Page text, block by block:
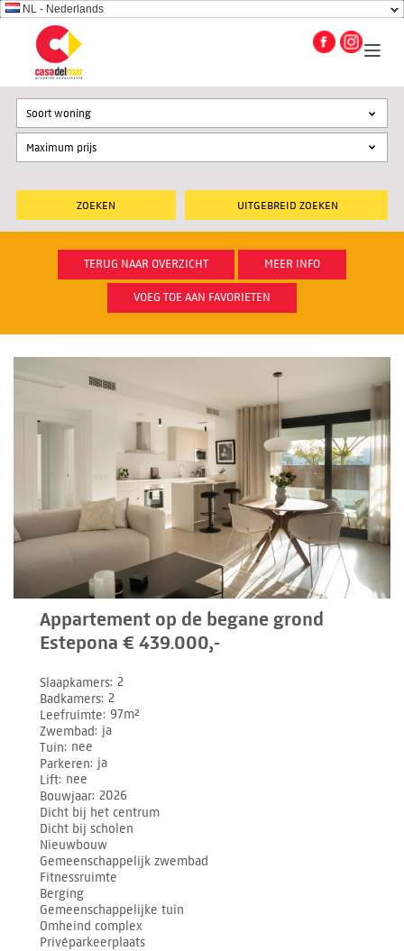
NL - Nederlands
UITGEBREID ZOEKEN
Soort woning
TERUG NAAR OVERZICHT MEER INFO
VOEG TOE AAN FAVORIETEN
Appartement op de begane grond
Estepona € 439.000,-
Slaapkamers 2
Badkamers 2
Leefruimte 97m²
Zwembad ja
Tuin nee
Parkeren ja
Lift nee
Bouwjaar 2026
Dicht bij het centrum
Dicht bij scholen
Nieuwbouw
Gemeenschappelijk zwembad
Fitnessruimte
Berging
Gemeenschappelijke tuin
Omheind complex
Privéparkeerplaats